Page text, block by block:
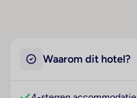
Waarom dit hotel?